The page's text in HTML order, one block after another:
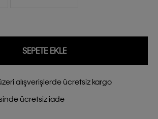
SEPETE EKLE
alışverişlerde ücretsiz kargo
ücretsiz iade